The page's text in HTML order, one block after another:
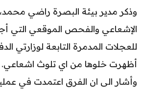
وذكر مدير بيئة البصرة راضي
الإشعاعي والفحص الموقعي التي
للعجلات المدمرة التابعة لوزارتي
أظهرت خلوها من اي تلوث اشعاعي.
وأشار الى ان الفرق اعتمدت في